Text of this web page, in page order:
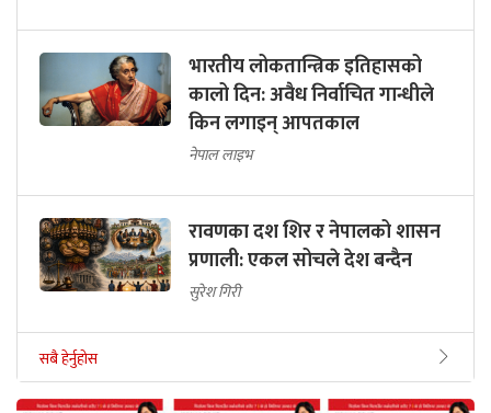
भारतीय लोकतान्त्रिक इतिहासको
कालो दिन: अवैध निर्वाचित गान्धीले
किन लगाइन् आपतकाल
नेपाल लाइभ
रावणका दश शिर र नेपालको शासन
प्रणाली: एकल सोचले देश बन्दैन
सुरेश गिरी
सबै हेर्नुहोस